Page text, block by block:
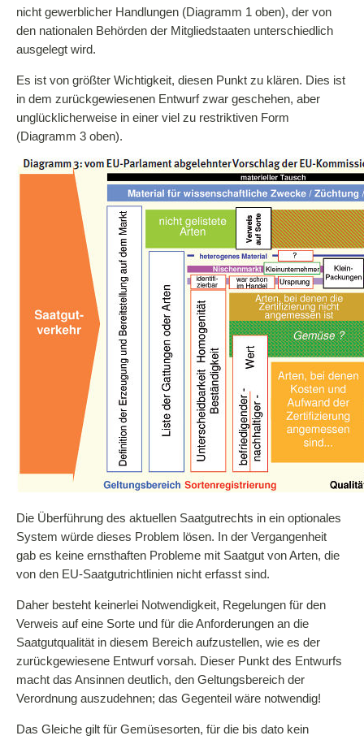
nicht gewerblicher Handlungen (Diagramm 1 oben), der von
den nationalen Behörden der Mitgliedstaaten unterschiedlich
ausgelegt wird.
Es ist von größter Wichtigkeit, diesen Punkt zu klären. Dies ist
in dem zurückgewiesenen Entwurf zwar geschehen, aber
unglücklicherweise in einer viel zu restriktiven Form
(Diagramm 3 oben).
Die Überführung des aktuellen Saatgutrechts in ein optionales
System würde dieses Problem lösen. In der Vergangenheit
gab es keine ernsthaften Probleme mit Saatgut von Arten, die
von den EU-Saatgutrichtlinien nicht erfasst sind.
Daher besteht keinerlei Notwendigkeit, Regelungen für den
Verweis auf eine Sorte und für die Anforderungen an die
Saatgutqualität in diesem Bereich aufzustellen, wie es der
zurückgewiesene Entwurf vorsah. Dieser Punkt des Entwurfs
macht das Ansinnen deutlich, den Geltungsbereich der
Verordnung auszudehnen; das Gegenteil wäre notwendig!
Das Gleiche gilt für Gemüsesorten, für die bis dato kein